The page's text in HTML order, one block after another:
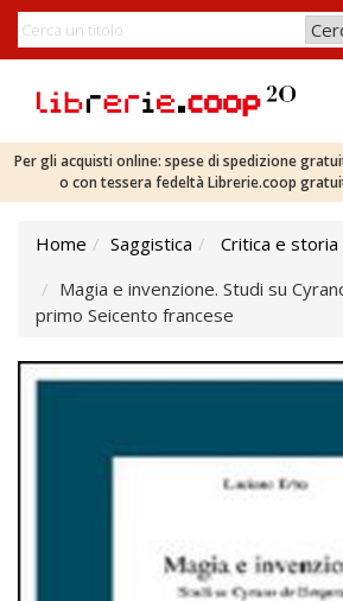
Per gli acquisti online: spese di spedizione
o con tessera fedeltà Librerie.coop
Home Saggistica
Critica e
Magia e invenzione. Studi su
primo Seicento francese